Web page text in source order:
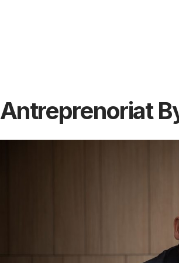
Antreprenoriat